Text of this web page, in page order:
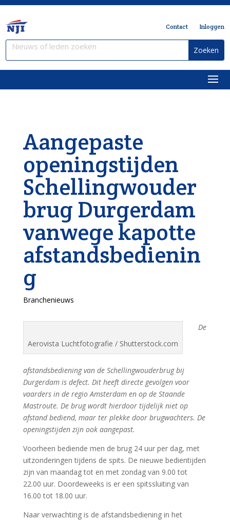
Contact Inloggen
Aangepaste
openingstijden
Schellingwouder
brug Durgerdam
vanwege kapotte
afstandsbedienin
g
Branchenieuws
Aerovista Luchtfotografie / Shutterstock.com
De
afstandsbediening van de Schellingwouderbrug bij
Durgerdam is defect. Dit heeft directe gevolgen voor
vaarders in de regio Amsterdam en op de Staande
Mastroute. De brug wordt hierdoor tijdelijk niet op
afstand bediend, maar ter plekke door brugwachters. De
openingstijden zijn ook aangepast.
Voorheen bediende men de brug 24 uur per dag, met
uitzonderingen tijdens de spits. De nieuwe bedientijden
zijn van maandag tot en met zondag van 9.00 tot
22.00 uur. Doordeweeks is er een spitssluiting van
16.00 tot 18.00 uur.
Naar verwachting is de afstandsbediening in het